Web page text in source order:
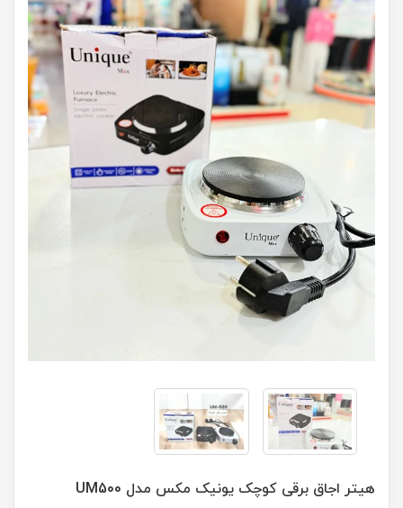
هیتر اجاق برقی کوچک یونیک مکس مدل UM500